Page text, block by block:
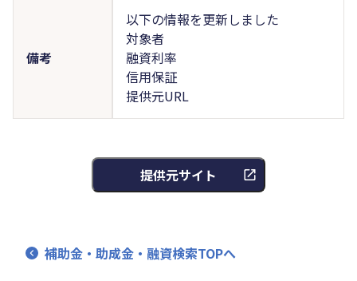
備考
以下の情報を更新しました
対象者
融資利率
信用保証
提供元URL
提供元サイト
補助金・助成金・融資検索TOPへ